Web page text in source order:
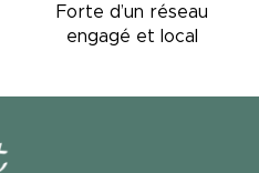
Forte d’un réseau
engagé et local